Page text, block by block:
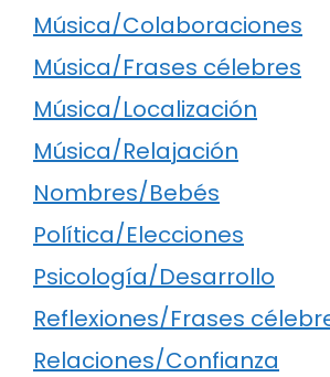
Música/Colaboraciones
Música/Frases célebres
Música/Localización
Música/Relajación
Nombres/Bebés
Política/Elecciones
Psicología/Desarrollo
Reflexiones/Frases
Relaciones/Confianza